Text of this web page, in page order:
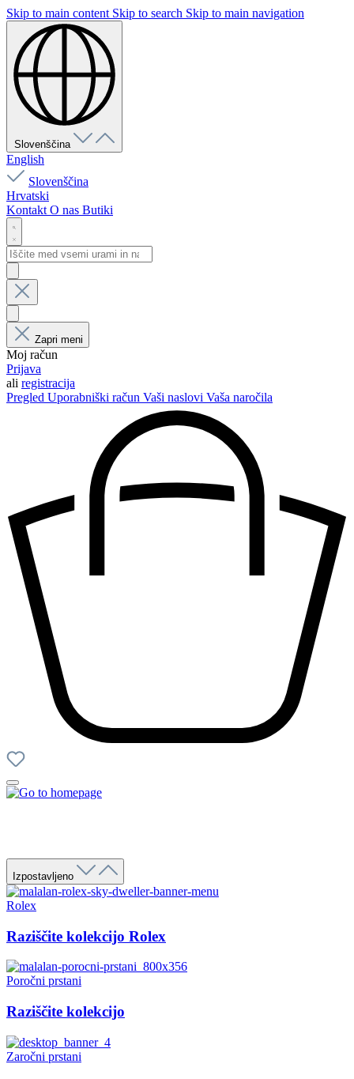
Skip to main content Skip to search Skip to main navigation
Slovenščina
English
Slovenščina
Hrvatski
Kontakt O nas Butiki
Zapri meni
Moj račun
Prijava
ali registracija
Pregled Uporabniški račun Vaši naslovi Vaša naročila
Izpostavljeno
Rolex
Raziščite kolekcijo Rolex
Poročni prstani
Raziščite kolekcijo
Zaročni prstani